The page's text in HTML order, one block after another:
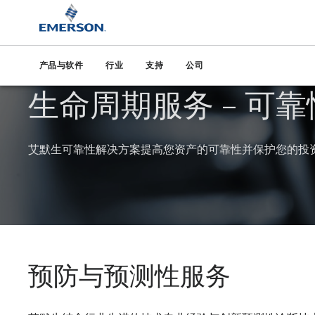
产品与软件 行业 支持 公司
生命周期服务 – 可
艾默生可靠性解决方案提高您资产的可靠性并保护您的投
预防与预测性服务